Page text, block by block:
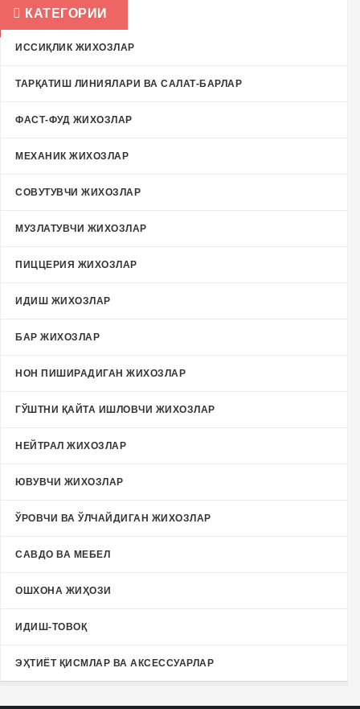
КАТЕГОРИИ
ИССИҚЛИК ЖИХОЗЛАР
ТАРҚАТИШ ЛИНИЯЛАРИ ВА САЛАТ-БАРЛАР
ФАСТ-ФУД ЖИХОЗЛАР
МЕХАНИК ЖИХОЗЛАР
СОВУТУВЧИ ЖИХОЗЛАР
МУЗЛАТУВЧИ ЖИХОЗЛАР
ПИЦЦЕРИЯ ЖИХОЗЛАР
ИДИШ ЖИХОЗЛАР
БАР ЖИХОЗЛАР
НОН ПИШИРАДИГАН ЖИХОЗЛАР
ГЎШТНИ ҚАЙТА ИШЛОВЧИ ЖИХОЗЛАР
НЕЙТРАЛ ЖИХОЗЛАР
ЮВУВЧИ ЖИХОЗЛАР
ЎРОВЧИ ВА ЎЛЧАЙДИГАН ЖИХОЗЛАР
САВДО ВА МЕБЕЛ
ОШХОНА ЖИҲОЗИ
ИДИШ-ТОВОҚ
ЭҲТИЁТ ҚИСМЛАР ВА АКСЕССУАРЛАР